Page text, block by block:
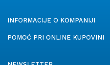
INFORMACIJE O KOMPANIJI
POMOĆ PRI ONLINE KUPOVINI